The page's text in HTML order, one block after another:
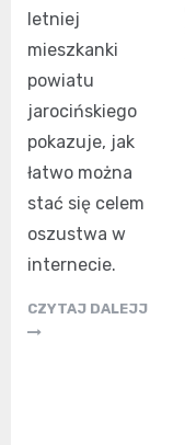
letniej
mieszkanki
powiatu
jarocińskiego
pokazuje, jak
łatwo można
stać się celem
oszustwa w
internecie.
CZYTAJ DALEJJ